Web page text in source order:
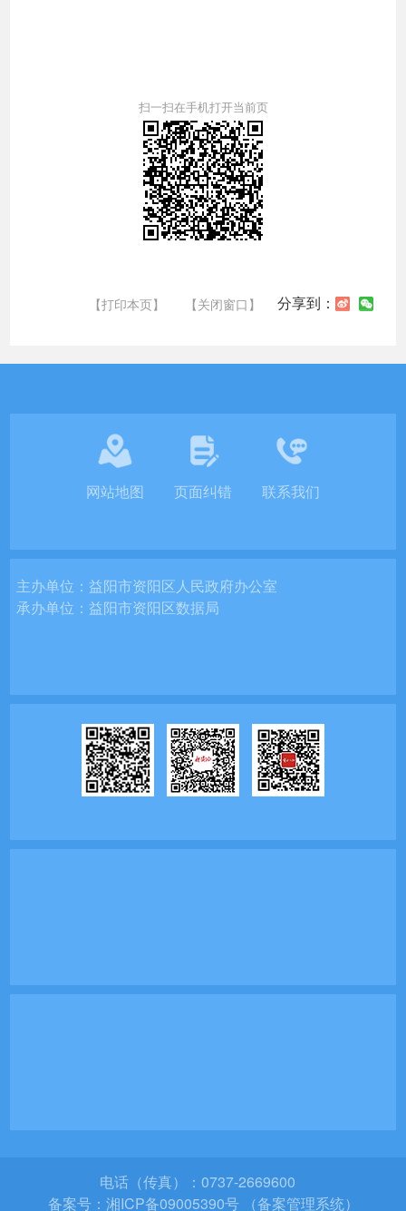
扫一扫在手机打开当前页
【打印本页】 【关闭窗口】 分享到：
网站地图 页面纠错 联系我们
主办单位：益阳市资阳区人民政府办公室
承办单位：益阳市资阳区数据局
电话（传真）：0737-2669600
备案号： 湘ICP备09005390号 （备案管理系统）